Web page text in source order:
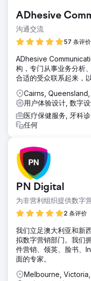
ADhesive
沟通交流
57 条评价
ADhesive
构，专门从事业务分析
合适的受众联系起来，
Cairns, Queensland,
用户体验设计, 数字
医疗保健服务, 牙科
任何
PN Digital
为非营利组织提供数字
2 条评价
我们立足澳大利亚和新
拟数字营销部门。我们
件营销、领英、脸书、
面的专家。
Melbourne, Victoria,